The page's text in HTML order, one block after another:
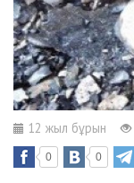
12 жыл бұрын
0 0